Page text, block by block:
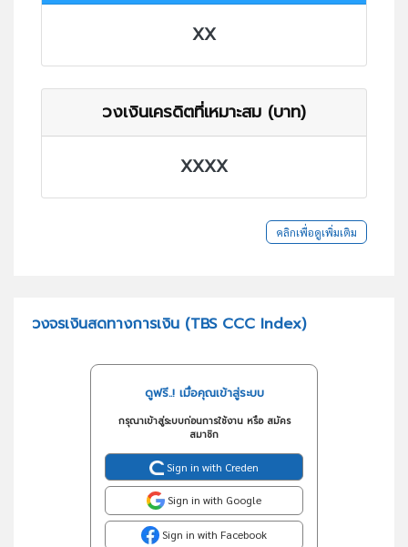
XX
วงเงินเครดิตที่เหมาะสม (บาท)
XXXX
คลิกเพื่อดูเพิ่มเติม
วงจรเงินสดทางการเงิน (TBS CCC Index)
ดูฟรี..! เมื่อคุณเข้าสู่ระบบ
กรุณาเข้าสู่ระบบก่อนการใช้งาน หรือ สมัคร
สมาชิก
Sign in with Creden
Sign in with Google
Sign in with Facebook